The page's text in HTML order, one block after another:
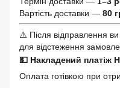
Вартість доставки — 80
⚠️ Після відправлення
для відстеження
💵 Накладений платіж
Оплата готівкою при